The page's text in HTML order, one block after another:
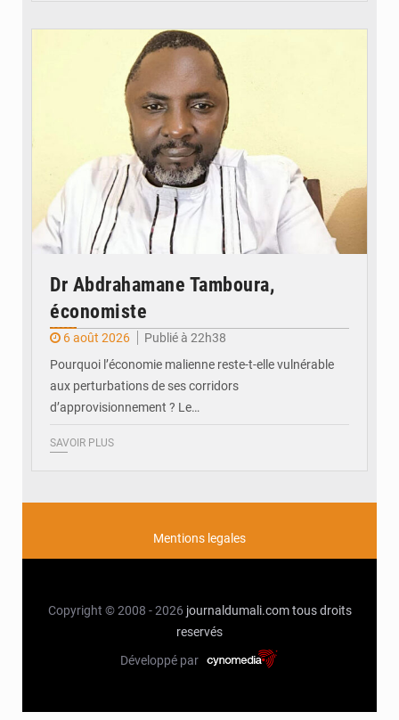
Dr Abdrahamane Tamboura,
économiste
6 août 2026
Publié à 22h38
Pourquoi l’économie malienne reste-t-elle vulnérable
aux perturbations de ses corridors
d’approvisionnement ? Le…
SAVOIR PLUS
Mentions legales
Copyright © 2008 - 2026 journaldumali.com tous droits
reservés
Développé par